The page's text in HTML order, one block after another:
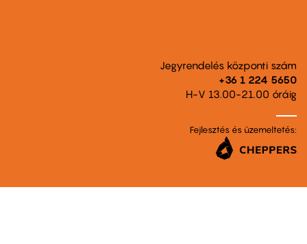
Jegyrendelés központi szám
+36 1 224 5650
H-V 13.00-21.00 óráig
Fejlesztés és üzemeltetés: